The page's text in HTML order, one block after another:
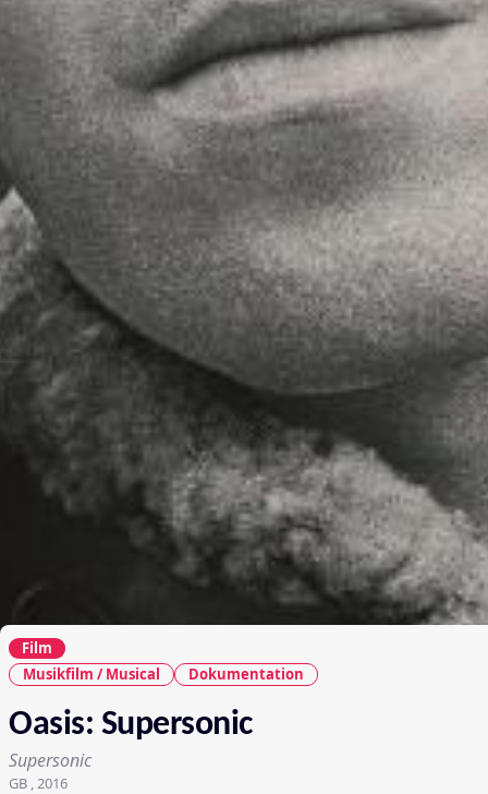
Film
Musikfilm / Musical
Dokumentation
Oasis: Supersonic
Supersonic
GB , 2016